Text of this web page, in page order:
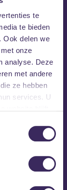
te
te bieden
Ook delen we
onze
analyse. Deze
met andere
ze hebben
services. U
ritmisch,
Met beats en
het genre op,
normen